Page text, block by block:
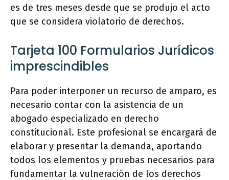
es de tres meses desde que se produjo el acto
que se considera violatorio de derechos.
Tarjeta 100 Formularios Jurídicos
imprescindibles
Para poder interponer un recurso de amparo, es
necesario contar con la asistencia de un
abogado especializado en derecho
constitucional. Este profesional se encargará de
elaborar y presentar la demanda, aportando
todos los elementos y pruebas necesarios para
fundamentar la vulneración de los derechos